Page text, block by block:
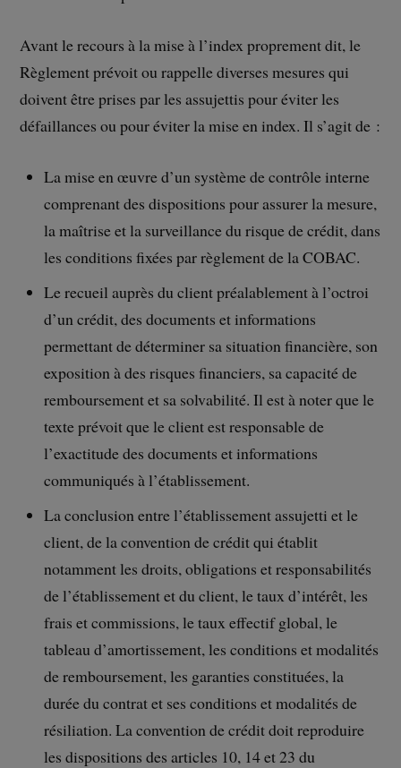
Avant le recours à la mise à l’index proprement dit, le
Règlement prévoit ou rappelle diverses mesures qui
doivent être prises par les assujettis pour éviter les
défaillances ou pour éviter la mise en index. Il s’agit de :
La mise en œuvre d’un système de contrôle interne
comprenant des dispositions pour assurer la mesure,
la maîtrise et la surveillance du risque de crédit, dans
les conditions fixées par règlement de la COBAC.
Le recueil auprès du client préalablement à l’octroi
d’un crédit, des documents et informations
permettant de déterminer sa situation financière, son
exposition à des risques financiers, sa capacité de
remboursement et sa solvabilité. Il est à noter que le
texte prévoit que le client est responsable de
l’exactitude des documents et informations
communiqués à l’établissement.
La conclusion entre l’établissement assujetti et le
client, de la convention de crédit qui établit
notamment les droits, obligations et responsabilités
de l’établissement et du client, le taux d’intérêt, les
frais et commissions, le taux effectif global, le
tableau d’amortissement, les conditions et modalités
de remboursement, les garanties constituées, la
durée du contrat et ses conditions et modalités de
résiliation. La convention de crédit doit reproduire
les dispositions des articles 10, 14 et 23 du